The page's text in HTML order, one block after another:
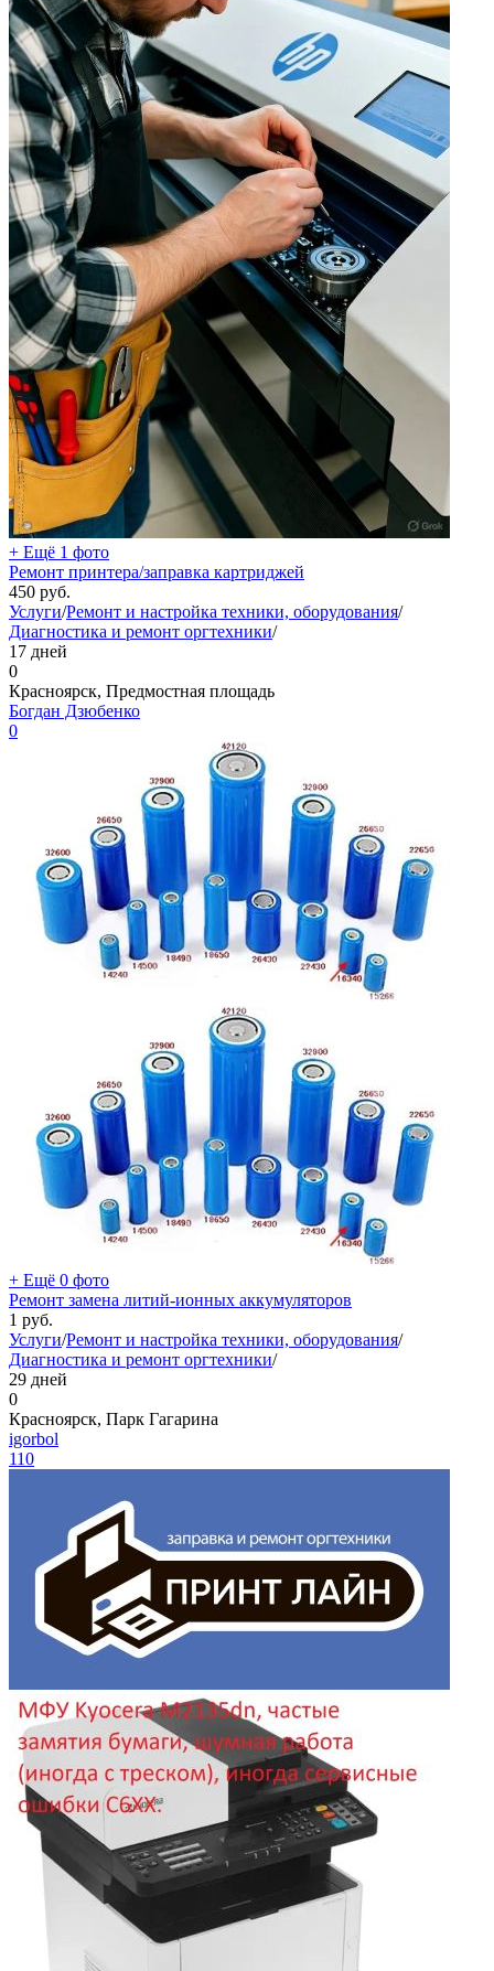
+ Ещё 1 фото
Ремонт принтера/заправка картриджей
450 руб.
Услуги/Ремонт и настройка техники, оборудования/
Диагностика и ремонт оргтехники/
17 дней
0
Красноярск, Предмостная площадь
Богдан Дзюбенко
0
+ Ещё 0 фото
Ремонт замена литий-ионных аккумуляторов
1 руб.
Услуги/Ремонт и настройка техники, оборудования/
Диагностика и ремонт оргтехники/
29 дней
0
Красноярск, Парк Гагарина
igorbol
110